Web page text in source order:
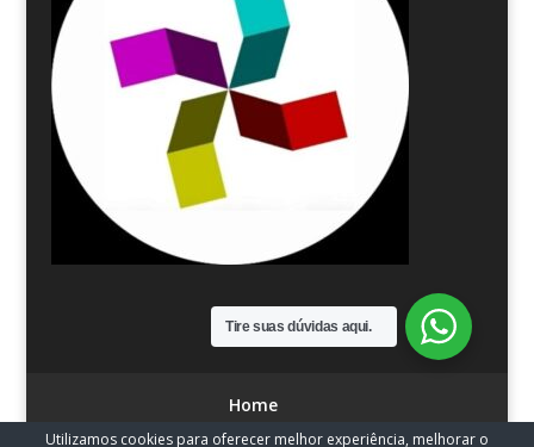
Home
Utilizamos cookies para oferecer melhor experiência, melhorar o
Tire suas dúvidas aqui.